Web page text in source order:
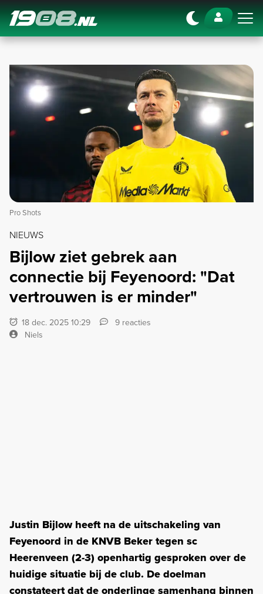
Navigation
Pro Shots
NIEUWS
Bijlow ziet gebrek aan
connectie bij Feyenoord: "Dat
vertrouwen is er minder"
18 dec. 2025 10:29
9 reacties
Niels
Justin Bijlow heeft na de uitschakeling van
Feyenoord in de KNVB Beker tegen sc
Heerenveen (2-3) openhartig gesproken over de
huidige situatie bij de club. De doelman
constateert dat de onderlinge samenhang binnen